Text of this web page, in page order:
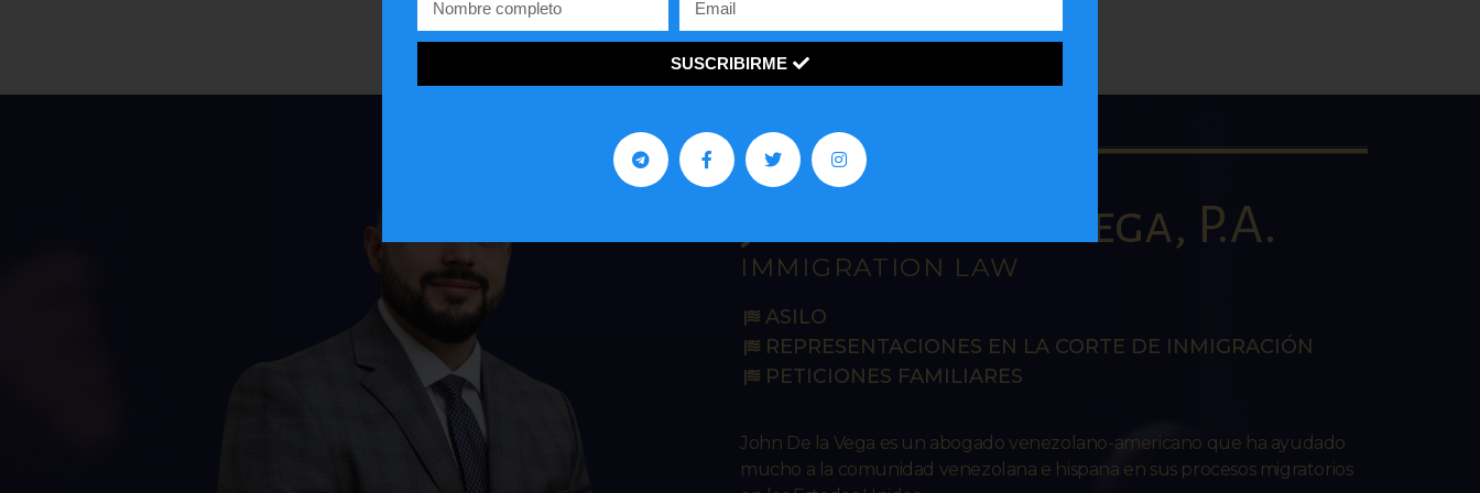
John R. De la Vega, P.A.
IMMIGRATION LAW
ASILO
REPRESENTACIONES EN LA CORTE DE INMIGRACIÓN
PETICIONES FAMILIARES
John De la Vega es un abogado venezolano-americano que ha ayudado
mucho a la comunidad venezolana e hispana en sus procesos migratorios
SUSCRIBIRME